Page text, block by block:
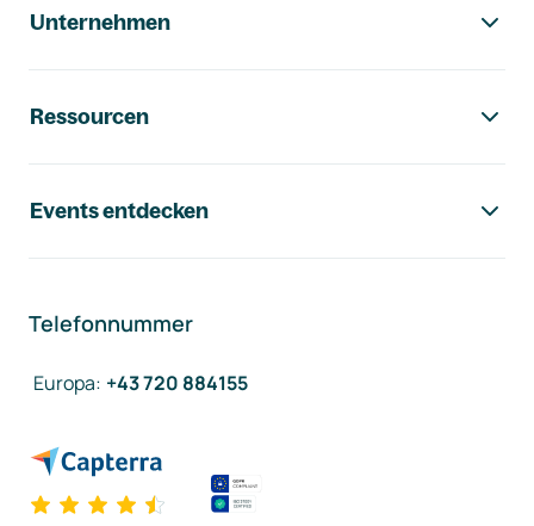
Unternehmen
Ressourcen
Events entdecken
Telefonnummer
Europa: +43 720 884155